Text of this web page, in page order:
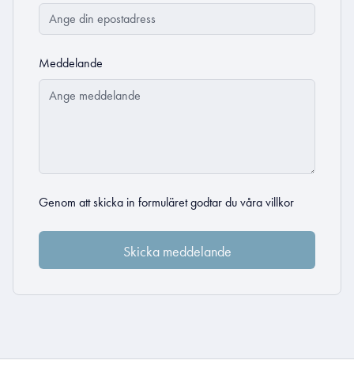
Meddelande
Genom att skicka in formuläret godtar du våra villkor